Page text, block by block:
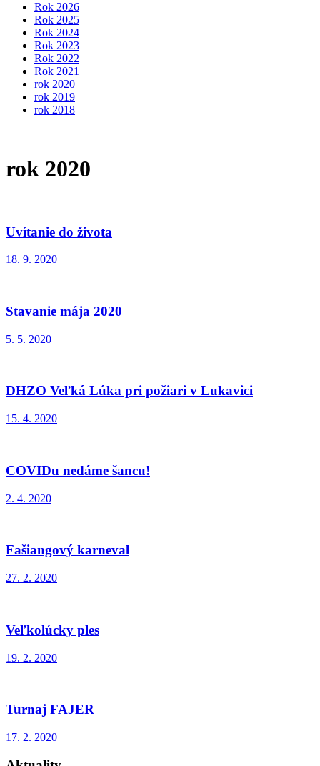
Rok 2026
Rok 2025
Rok 2024
Rok 2023
Rok 2022
Rok 2021
rok 2020
rok 2019
rok 2018
rok 2020
Uvítanie do života
18. 9. 2020
Stavanie mája 2020
5. 5. 2020
DHZO Veľká Lúka pri požiari v Lukavici
15. 4. 2020
COVIDu nedáme šancu!
2. 4. 2020
Fašiangový karneval
27. 2. 2020
Veľkolúcky ples
19. 2. 2020
Turnaj FAJER
17. 2. 2020